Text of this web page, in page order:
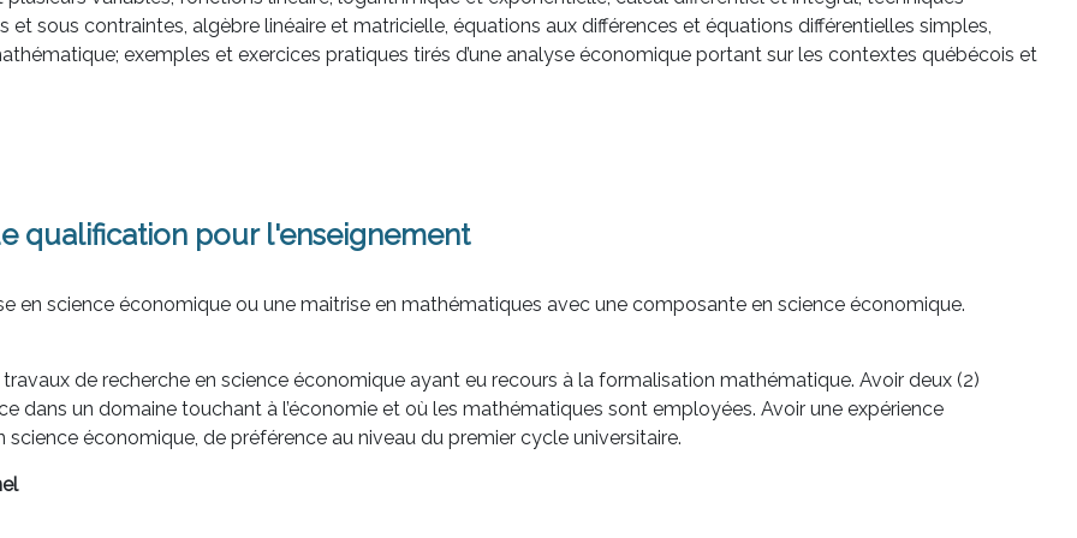
et sous contraintes, algèbre linéaire et matricielle, équations aux différences et équations différentielles simples,
exemples et exercices pratiques tirés d’une analyse économique portant sur les contextes québécois et
qualification pour l'enseignement
en science économique ou une maitrise en mathématiques avec une composante en science économique.
de recherche en science économique ayant eu recours à la formalisation mathématique. Avoir deux (2)
dans un domaine touchant à l’économie et où les mathématiques sont employées. Avoir une expérience
science économique, de préférence au niveau du premier cycle universitaire.